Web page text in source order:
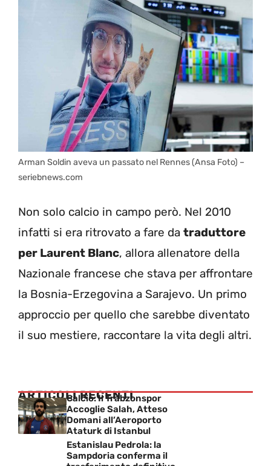
Arman Soldin aveva un passato nel Rennes (Ansa Foto) –
seriebnews.com
Non solo calcio in campo però. Nel 2010
infatti si era ritrovato a fare da traduttore
per Laurent Blanc, allora allenatore della
Nazionale francese che stava per affrontare
la Bosnia-Erzegovina a Sarajevo. Un primo
approccio per quello che sarebbe diventato
il suo mestiere, raccontare la vita degli altri.
ARTICOLI RECENTI
Calcio: Il Trabzonspor
Accoglie Salah, Atteso
Domani all’Aeroporto
Ataturk di Istanbul
Estanislau Pedrola: la
Sampdoria conferma il